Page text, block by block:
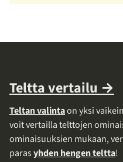
Teltta vertailu →
Teltan valintaon yksi
voit vertailla telttojen
ominaisuuksien mukaan,
parasyhden hengen teltta!